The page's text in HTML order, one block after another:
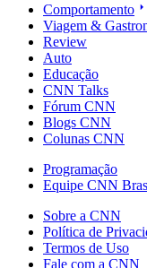
Comportamento
Viagem &
Review
Auto
Educação
CNN Talks
Fórum CNN
Blogs CNN
Colunas CNN
Programação
Equipe CNN
Sobre a CNN
Política de
Termos de Uso
Fale com a CNN